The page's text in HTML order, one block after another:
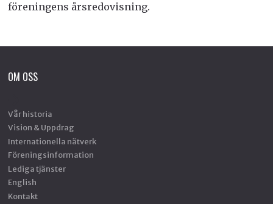
föreningens årsredovisning.
OM OSS
Vår historia
Vision & Uppdrag
Internationella nätverk
Föreningsinformation
Lediga tjänster
English
Kontakt